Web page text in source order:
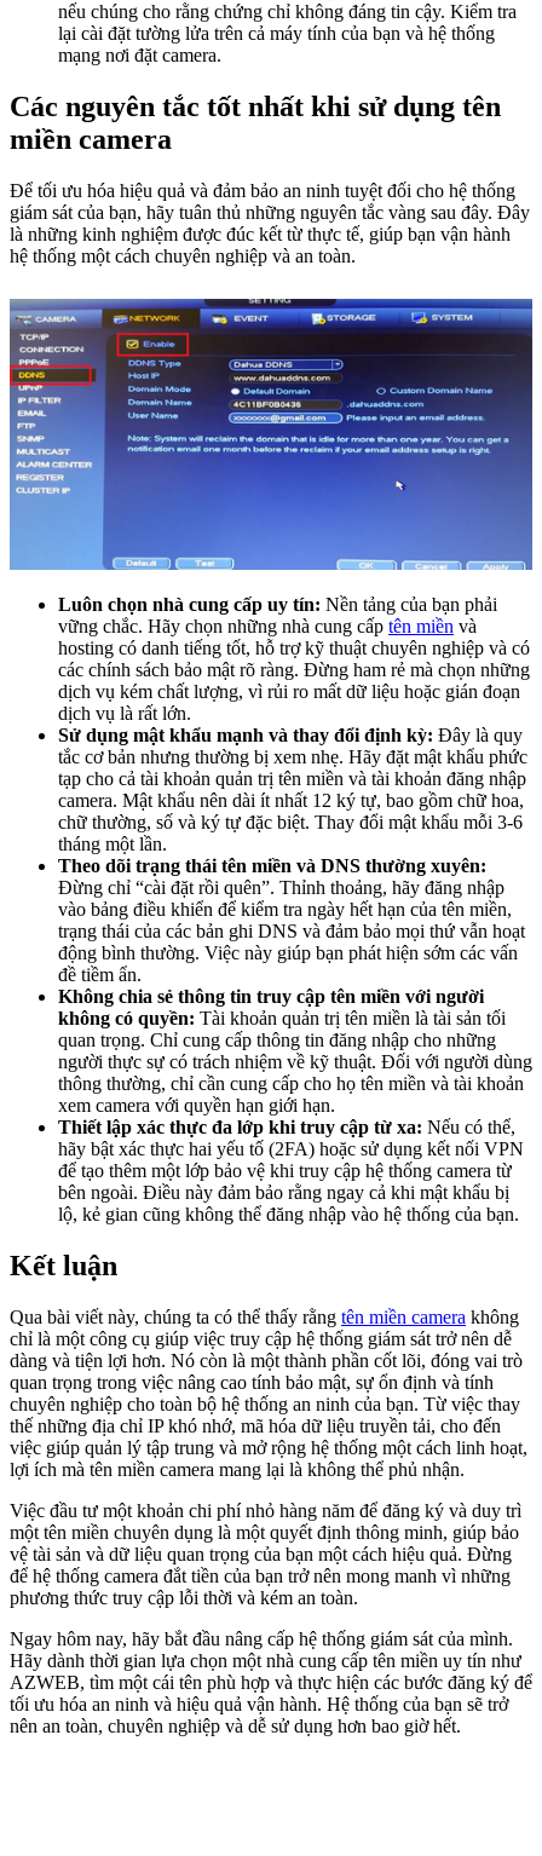
nếu chúng cho rằng chứng chỉ không đáng tin cậy. Kiểm tra
lại cài đặt tường lửa trên cả máy tính của bạn và hệ thống
mạng nơi đặt camera.
Các nguyên tắc tốt nhất khi sử dụng tên
miền camera
Để tối ưu hóa hiệu quả và đảm bảo an ninh tuyệt đối cho hệ thống
giám sát của bạn, hãy tuân thủ những nguyên tắc vàng sau đây. Đây
là những kinh nghiệm được đúc kết từ thực tế, giúp bạn vận hành
hệ thống một cách chuyên nghiệp và an toàn.
Luôn chọn nhà cung cấp uy tín: Nền tảng của bạn phải
vững chắc. Hãy chọn những nhà cung cấp tên miền và
hosting có danh tiếng tốt, hỗ trợ kỹ thuật chuyên nghiệp và có
các chính sách bảo mật rõ ràng. Đừng ham rẻ mà chọn những
dịch vụ kém chất lượng, vì rủi ro mất dữ liệu hoặc gián đoạn
dịch vụ là rất lớn.
Sử dụng mật khẩu mạnh và thay đổi định kỳ: Đây là quy
tắc cơ bản nhưng thường bị xem nhẹ. Hãy đặt mật khẩu phức
tạp cho cả tài khoản quản trị tên miền và tài khoản đăng nhập
camera. Mật khẩu nên dài ít nhất 12 ký tự, bao gồm chữ hoa,
chữ thường, số và ký tự đặc biệt. Thay đổi mật khẩu mỗi 3-6
tháng một lần.
Theo dõi trạng thái tên miền và DNS thường xuyên:
Đừng chỉ “cài đặt rồi quên”. Thỉnh thoảng, hãy đăng nhập
vào bảng điều khiển để kiểm tra ngày hết hạn của tên miền,
trạng thái của các bản ghi DNS và đảm bảo mọi thứ vẫn hoạt
động bình thường. Việc này giúp bạn phát hiện sớm các vấn
đề tiềm ẩn.
Không chia sẻ thông tin truy cập tên miền với người
không có quyền: Tài khoản quản trị tên miền là tài sản tối
quan trọng. Chỉ cung cấp thông tin đăng nhập cho những
người thực sự có trách nhiệm về kỹ thuật. Đối với người dùng
thông thường, chỉ cần cung cấp cho họ tên miền và tài khoản
xem camera với quyền hạn giới hạn.
Thiết lập xác thực đa lớp khi truy cập từ xa: Nếu có thể,
hãy bật xác thực hai yếu tố (2FA) hoặc sử dụng kết nối VPN
để tạo thêm một lớp bảo vệ khi truy cập hệ thống camera từ
bên ngoài. Điều này đảm bảo rằng ngay cả khi mật khẩu bị
lộ, kẻ gian cũng không thể đăng nhập vào hệ thống của bạn.
Kết luận
Qua bài viết này, chúng ta có thể thấy rằng tên miền camera không
chỉ là một công cụ giúp việc truy cập hệ thống giám sát trở nên dễ
dàng và tiện lợi hơn. Nó còn là một thành phần cốt lõi, đóng vai trò
quan trọng trong việc nâng cao tính bảo mật, sự ổn định và tính
chuyên nghiệp cho toàn bộ hệ thống an ninh của bạn. Từ việc thay
thế những địa chỉ IP khó nhớ, mã hóa dữ liệu truyền tải, cho đến
việc giúp quản lý tập trung và mở rộng hệ thống một cách linh hoạt,
lợi ích mà tên miền camera mang lại là không thể phủ nhận.
Việc đầu tư một khoản chi phí nhỏ hàng năm để đăng ký và duy trì
một tên miền chuyên dụng là một quyết định thông minh, giúp bảo
vệ tài sản và dữ liệu quan trọng của bạn một cách hiệu quả. Đừng
để hệ thống camera đắt tiền của bạn trở nên mong manh vì những
phương thức truy cập lỗi thời và kém an toàn.
Ngay hôm nay, hãy bắt đầu nâng cấp hệ thống giám sát của mình.
Hãy dành thời gian lựa chọn một nhà cung cấp tên miền uy tín như
AZWEB, tìm một cái tên phù hợp và thực hiện các bước đăng ký để
tối ưu hóa an ninh và hiệu quả vận hành. Hệ thống của bạn sẽ trở
nên an toàn, chuyên nghiệp và dễ sử dụng hơn bao giờ hết.